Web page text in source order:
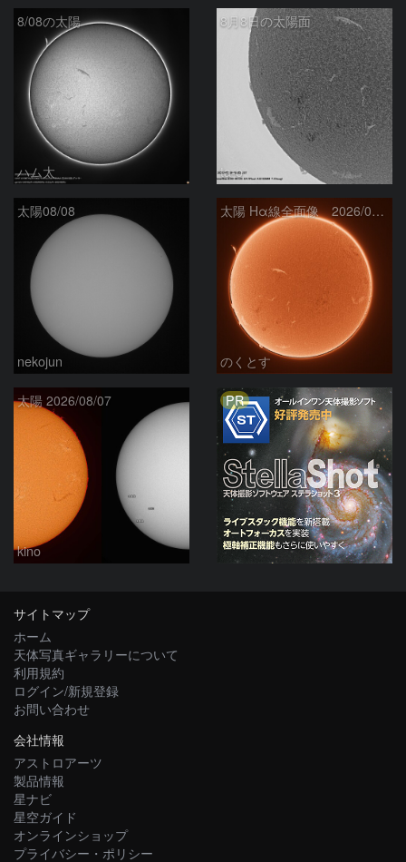
8/08の太陽
ハム太
8月8日の太陽面
ta-o
太陽08/08
nekojun
太陽 Hα線全面像 2026/08/08
のくとす
太陽 2026/08/07
kino
PR
サイトマップ
ホーム
天体写真ギャラリーについて
利用規約
ログイン/新規登録
お問い合わせ
会社情報
アストロアーツ
製品情報
星ナビ
星空ガイド
オンラインショップ
プライバシー・ポリシー